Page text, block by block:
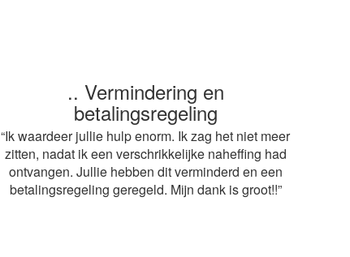
.. Vermindering en
betalingsregeling
“Ik waardeer jullie hulp enorm. Ik zag het niet meer
zitten, nadat ik een verschrikkelijke naheffing had
ontvangen. Jullie hebben dit verminderd en een
betalingsregeling geregeld. Mijn dank is groot!!”
.. Snelle service
“ Heel erg bedankt voor de snelle afwikkeling van
mijn aangifte. Op advies van mijn buurvrouw heb ik
gebruik gemaakt van jullie diensten. De adviseur
mag volgend jaar weer terugkomen! Grt.